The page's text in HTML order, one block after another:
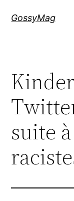
GossyMag
suite